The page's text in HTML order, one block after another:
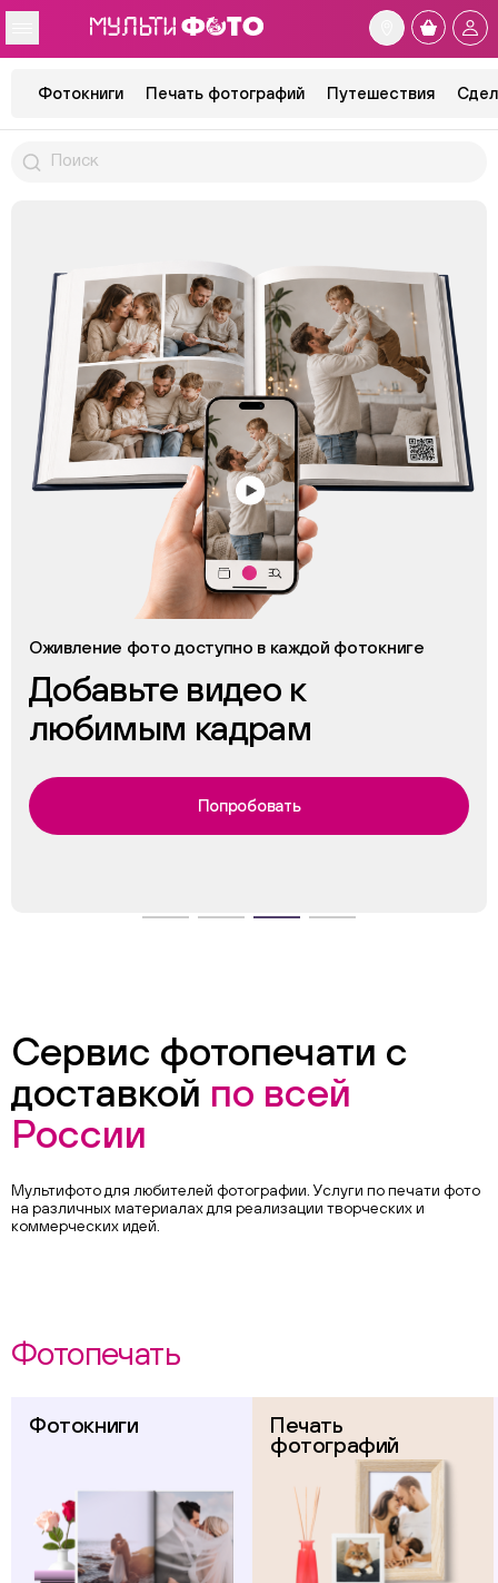
Фотокниги Печать фотографий Путешествия
Оживление фото доступно в каждой фотокниге
Добавьте видео к
любимым кадрам
Попробовать
Сервис фотопечати с
доставкой по всей
России
Мультифото для любителей фотографии. Услуги по печати фото
на различных материалах для реализации творческих и
коммерческих идей.
Фотопечать
Фотокниги Печать
фотографий